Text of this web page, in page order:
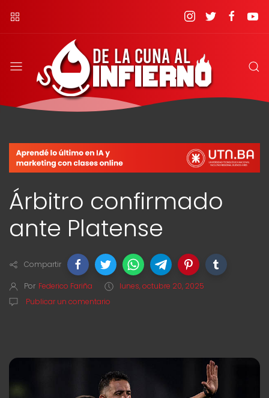
Árbitro confirmado
ante Platense
Compartir
Por Federico Fariña
lunes, octubre 20, 2025
Publicar un comentario